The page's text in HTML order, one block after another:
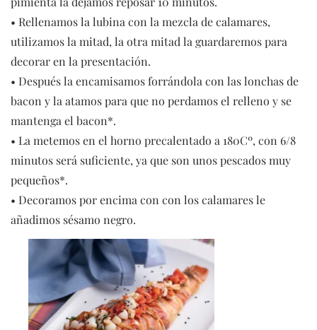
• Rellenamos la lubina con la mezcla de calamares,
utilizamos la mitad, la otra mitad la guardaremos para
decorar en la presentación.
• Después la encamisamos forrándola con las lonchas de
bacon y la atamos para que no perdamos el relleno y se
mantenga el bacon*.
• La metemos en el horno precalentado a 180Cº, con 6/8
minutos será suficiente, ya que son unos pescados muy
pequeños*.
• Decoramos por encima con con los calamares le
añadimos sésamo negro.